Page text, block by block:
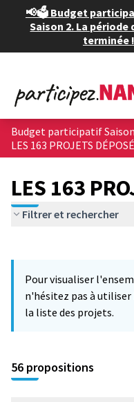
📢🗳️ Budget
Saison 2. La
terminée !
Budget participatif
LES 163 PROJETS
LES 163
Filtrer et rechercher
−
Pour visualiser
n'hésitez pas à
la liste des projets.
56 propositions